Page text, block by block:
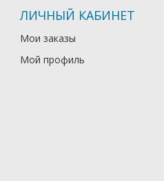
ЛИЧНЫЙ КАБИНЕТ
Мои заказы
Мой профиль